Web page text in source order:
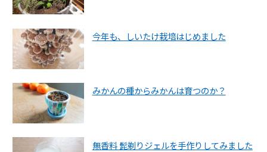
今年も、しいたけ栽培はじめました
みかんの種からみかんは育つのか？
無香料 髭剃りジェルを手作りしてみました